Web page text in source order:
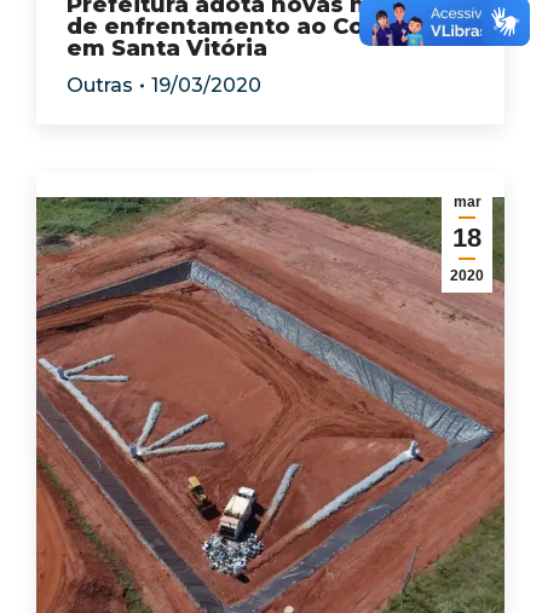
de enfrentamento ao Covid-19
em Santa Vitória
Outras 19/03/2020
mar
18
2020